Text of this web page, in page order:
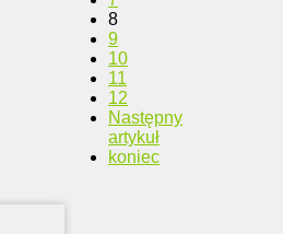
8
9
10
11
12
Następny
artykuł
koniec